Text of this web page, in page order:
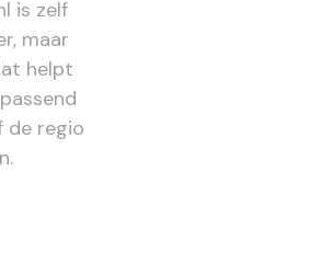
is zelf
maar
helpt
de regio